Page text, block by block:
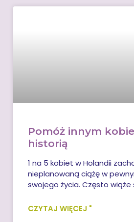
Pomóż innym
historią
1 na 5 kobiet w Holandii
nieplanowaną ciążę w
swojego życia. Często wiąże
CZYTAJ WIĘCEJ "